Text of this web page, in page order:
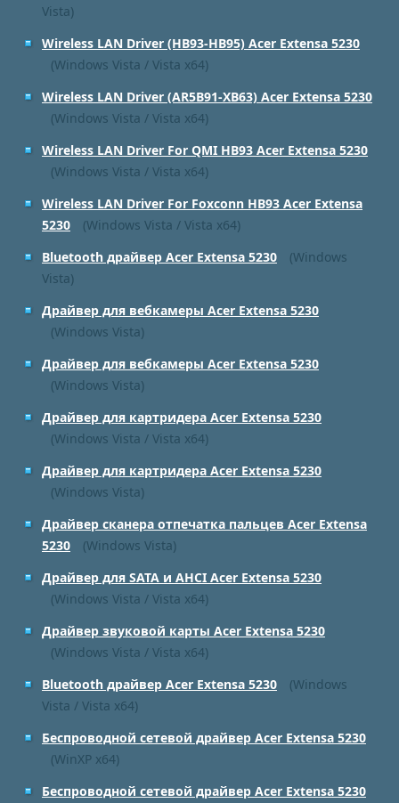
Vista)
Wireless LAN Driver (HB93-HB95) Acer Extensa 5230
(Windows Vista / Vista x64)
Wireless LAN Driver (AR5B91-XB63) Acer Extensa 5230
(Windows Vista / Vista x64)
Wireless LAN Driver For QMI HB93 Acer Extensa 5230
(Windows Vista / Vista x64)
Wireless LAN Driver For Foxconn HB93 Acer Extensa
5230
(Windows Vista / Vista x64)
Bluetooth драйвер Acer Extensa 5230
(Windows
Vista)
Драйвер для вебкамеры Acer Extensa 5230
(Windows Vista)
Драйвер для вебкамеры Acer Extensa 5230
(Windows Vista)
Драйвер для картридера Acer Extensa 5230
(Windows Vista / Vista x64)
Драйвер для картридера Acer Extensa 5230
(Windows Vista)
Драйвер сканера отпечатка пальцев Acer Extensa
5230
(Windows Vista)
Драйвер для SATA и AHCI Acer Extensa 5230
(Windows Vista / Vista x64)
Драйвер звуковой карты Acer Extensa 5230
(Windows Vista / Vista x64)
Bluetooth драйвер Acer Extensa 5230
(Windows
Vista / Vista x64)
Беспроводной сетевой драйвер Acer Extensa 5230
(WinXP x64)
Беспроводной сетевой драйвер Acer Extensa 5230